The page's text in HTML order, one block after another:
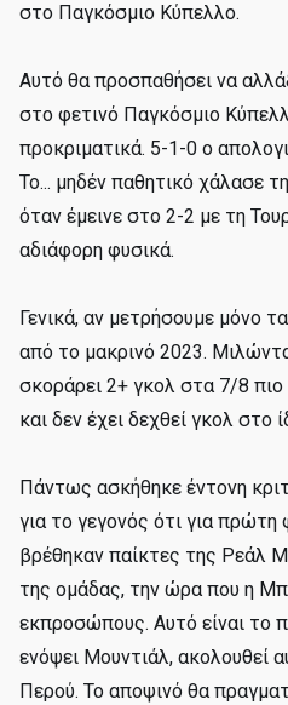
στο Παγκόσμιο Κύπελλο.
Αυτό θα προσπαθήσει να
στο φετινό Παγκόσμιο
προκριματικά. 5-1-0 ο
Το... μηδέν παθητικό χάλασε
όταν έμεινε στο 2-2 με τη
αδιάφορη φυσικά.
Γενικά, αν μετρήσουμε μόνο
από το μακρινό 2023.
σκοράρει 2+ γκολ στα 7/8
και δεν έχει δεχθεί γκολ στο
Πάντως ασκήθηκε έντονη
για το γεγονός ότι για πρώτη
βρέθηκαν παίκτες της Ρεάλ
της ομάδας, την ώρα που η
εκπροσώπους. Αυτό είναι το
ενόψει Μουντιάλ, ακολουθεί
Περού. Το αποψινό θα